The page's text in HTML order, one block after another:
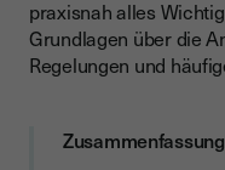
Besondere
Reverse-Charge-
praxisnah alles
Grundlagen über die
Regelungen und
Zusammenfassung